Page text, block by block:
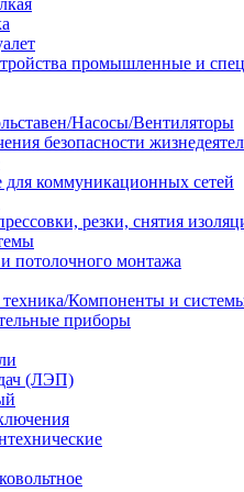
промышленные и
Насосы/Вентиляторы
безопасности
коммуникационных сетей
резки, снятия
потолочного монтажа
Компоненты и
приборы
(ЛЭП)